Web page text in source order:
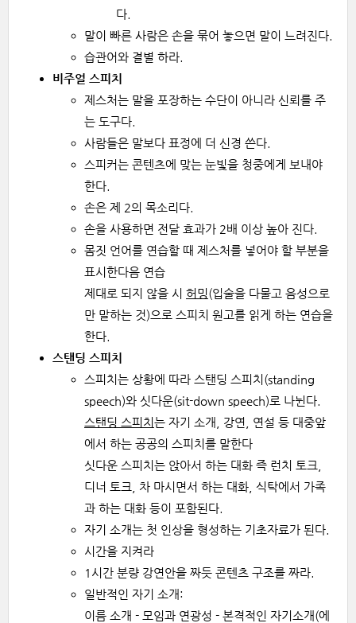
다.
말이 빠른 사람은 손을 묶어 놓으면 말이 느려진다.
습관어와 결별 하라.
비주얼 스피치
제스처는 말을 포장하는 수단이 아니라 신뢰를 주
는 도구다.
사람들은 말보다 표정에 더 신경 쓴다.
스피커는 콘텐츠에 맞는 눈빛을 청중에게 보내야
한다.
손은 제 2의 목소리다.
손을 사용하면 전달 효과가 2배 이상 높아 진다.
몸짓 언어를 연습할 때 제스처를 넣어야 할 부분을
표시한다음 연습
제대로 되지 않을 시 허밍(입술을 다물고 음성으로
만 말하는 것)으로 스피치 원고를 읽게 하는 연습을
한다.
스탠딩 스피치
스피치는 상황에 따라 스탠딩 스피치(standing
speech)와 싯다운(sit-down speech)로 나뉜다.
스탠딩 스피치 는 자기 소개, 강연, 연설 등 대중앞
에서 하는 공공의 스피치를 말한다
싯다운 스피치는 앉아서 하는 대화 즉 런치 토크,
디너 토크, 차 마시면서 하는 대화, 식탁에서 가족
과 하는 대화 등이 포함된다.
자기 소개는 첫 인상을 형성하는 기초자료가 된다.
시간을 지켜라
1시간 분량 강연안을 짜듯 콘텐츠 구조를 짜라.
일반적인 자기 소개:
이름 소개 - 모임과 연광성 - 본격적인 자기소개(에